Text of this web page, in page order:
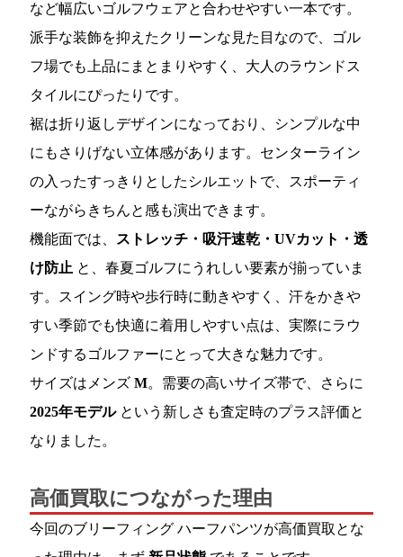
など幅広いゴルフウェアと合わせやすい一本です。
派手な装飾を抑えたクリーンな見た目なので、ゴル
フ場でも上品にまとまりやすく、大人のラウンドス
タイルにぴったりです。
裾は折り返しデザインになっており、シンプルな中
にもさりげない立体感があります。センターライン
の入ったすっきりとしたシルエットで、スポーティ
ーながらきちんと感も演出できます。
機能面では、 ストレッチ・吸汗速乾・UVカット・透
け防止 と、春夏ゴルフにうれしい要素が揃っていま
す。スイング時や歩行時に動きやすく、汗をかきや
すい季節でも快適に着用しやすい点は、実際にラウ
ンドするゴルファーにとって大きな魅力です。
サイズはメンズM。需要の高いサイズ帯で、さらに
2025年モデルという新しさも査定時のプラス評価と
なりました。
高価買取につながった理由
今回のブリーフィング ハーフパンツが高価買取とな